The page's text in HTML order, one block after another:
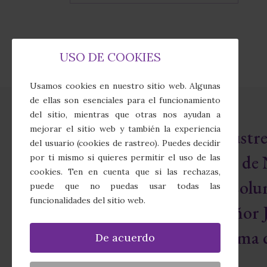
Real e
Cofradía de
Sagrada
Nuestro
USO DE COOKIES
Usamos cookies en nuestro sitio web. Algunas
de ellas son esenciales para el funcionamiento
del sitio, mientras que otras nos ayudan a
mejorar el sitio web y también la experiencia
del usuario (cookies de rastreo). Puedes decidir
por ti mismo si quieres permitir el uso de las
cookies. Ten en cuenta que si las rechazas,
puede que no puedas usar todas las
funcionalidades del sitio web.
De acuerdo